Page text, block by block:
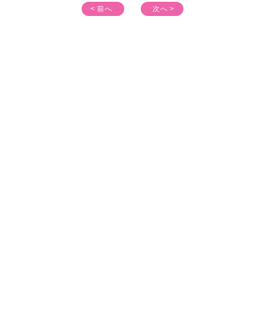
< 前へ 次へ >